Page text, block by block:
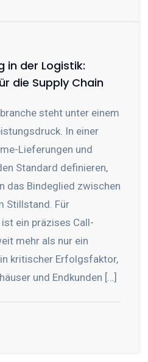
in der Logistik:
die Supply Chain
steht unter einem
In einer
Lieferungen und
Standard definieren,
das Bindeglied zwischen
Stillstand. Für
ein präzises Call-
mehr als nur ein
kritischer Erfolgsfaktor,
und Endkunden […]